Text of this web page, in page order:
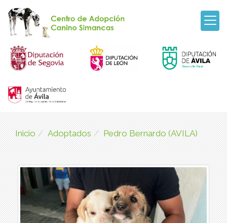
Inicio Adoptados Pedro Bernardo (AVILA)